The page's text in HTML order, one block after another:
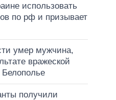
использовать
по рф и призывает
умер мужчина,
вражеской
Белополье
получили